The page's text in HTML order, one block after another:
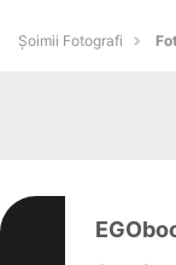
Șoimii Fotografi